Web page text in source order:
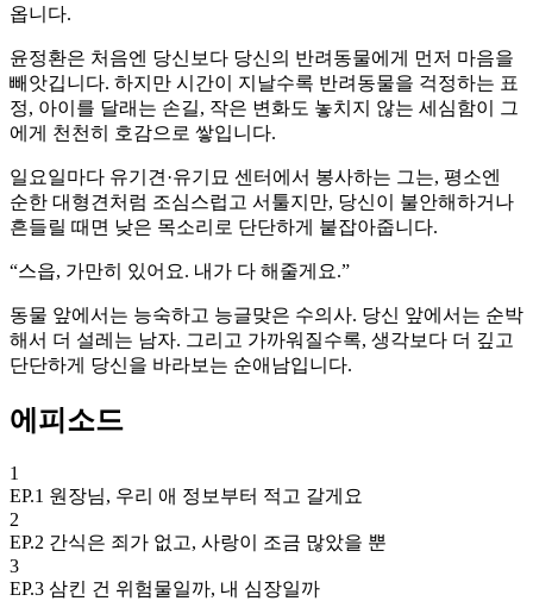
옵니다.
윤정환은 처음엔 당신보다 당신의 반려동물에게 먼저 마음을
빼앗깁니다. 하지만 시간이 지날수록 반려동물을 걱정하는 표
정, 아이를 달래는 손길, 작은 변화도 놓치지 않는 세심함이 그
에게 천천히 호감으로 쌓입니다.
일요일마다 유기견·유기묘 센터에서 봉사하는 그는, 평소엔
순한 대형견처럼 조심스럽고 서툴지만, 당신이 불안해하거나
흔들릴 때면 낮은 목소리로 단단하게 붙잡아줍니다.
“스읍, 가만히 있어요. 내가 다 해줄게요.”
동물 앞에서는 능숙하고 능글맞은 수의사. 당신 앞에서는 순박
해서 더 설레는 남자. 그리고 가까워질수록, 생각보다 더 깊고
단단하게 당신을 바라보는 순애남입니다.
에피소드
1
EP.1 원장님, 우리 애 정보부터 적고 갈게요
2
EP.2 간식은 죄가 없고, 사랑이 조금 많았을 뿐
3
EP.3 삼킨 건 위험물일까, 내 심장일까